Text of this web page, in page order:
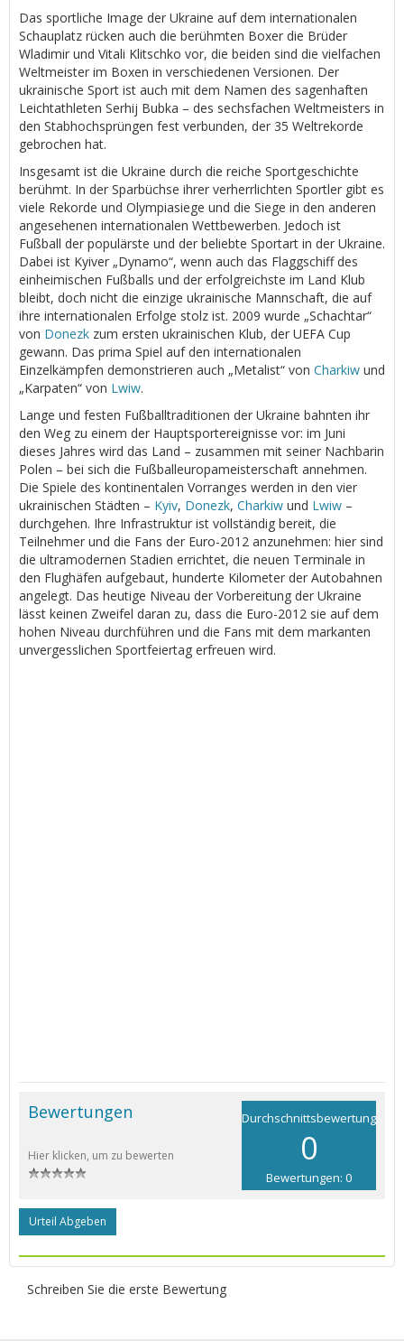
Das sportliche Image der Ukraine auf dem internationalen
Schauplatz rücken auch die berühmten Boxer die Brüder
Wladimir und Vitali Klitschko vor, die beiden sind die vielfachen
Weltmeister im Boxen in verschiedenen Versionen. Der
ukrainische Sport ist auch mit dem Namen des sagenhaften
Leichtathleten Serhij Bubka – des sechsfachen Weltmeisters in
den Stabhochsprüngen fest verbunden, der 35 Weltrekorde
gebrochen hat.
Insgesamt ist die Ukraine durch die reiche Sportgeschichte
berühmt. In der Sparbüchse ihrer verherrlichten Sportler gibt es
viele Rekorde und Olympiasiege und die Siege in den anderen
angesehenen internationalen Wettbewerben. Jedoch ist
Fußball der populärste und der beliebte Sportart in der Ukraine.
Dabei ist Kyiver „Dynamo“, wenn auch das Flaggschiff des
einheimischen Fußballs und der erfolgreichste im Land Klub
bleibt, doch nicht die einzige ukrainische Mannschaft, die auf
ihre internationalen Erfolge stolz ist. 2009 wurde „Schachtar“
von Donezk zum ersten ukrainischen Klub, der UEFA Cup
gewann. Das prima Spiel auf den internationalen
Einzelkämpfen demonstrieren auch „Metalist“ von Charkiw und
„Karpaten“ von Lwiw.
Lange und festen Fußballtraditionen der Ukraine bahnten ihr
den Weg zu einem der Hauptsportereignisse vor: im Juni
dieses Jahres wird das Land – zusammen mit seiner Nachbarin
Polen – bei sich die Fußballeuropameisterschaft annehmen.
Die Spiele des kontinentalen Vorranges werden in den vier
ukrainischen Städten – Kyiv, Donezk, Charkiw und Lwiw –
durchgehen. Ihre Infrastruktur ist vollständig bereit, die
Teilnehmer und die Fans der Euro-2012 anzunehmen: hier sind
die ultramodernen Stadien errichtet, die neuen Terminale in
den Flughäfen aufgebaut, hunderte Kilometer der Autobahnen
angelegt. Das heutige Niveau der Vorbereitung der Ukraine
lässt keinen Zweifel daran zu, dass die Euro-2012 sie auf dem
hohen Niveau durchführen und die Fans mit dem markanten
unvergesslichen Sportfeiertag erfreuen wird.
Durchschnittsbewertung
0
Bewertungen: 0
Bewertungen
Hier klicken, um zu bewerten
Urteil Abgeben
Schreiben Sie die erste Bewertung